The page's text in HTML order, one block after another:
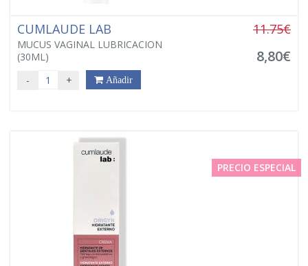
CUMLAUDE LAB
MUCUS VAGINAL LUBRICACION
(30ML)
11.75€
8,80€
- + Añadir
PRECIO ESPECIAL